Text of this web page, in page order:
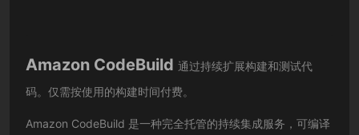
Amazon CodeBuild 通过持续扩展构建和测试代
码。仅需按使用的构建时间付费。
Amazon CodeBuild 是一种完全托管的持续集成服务，可编译